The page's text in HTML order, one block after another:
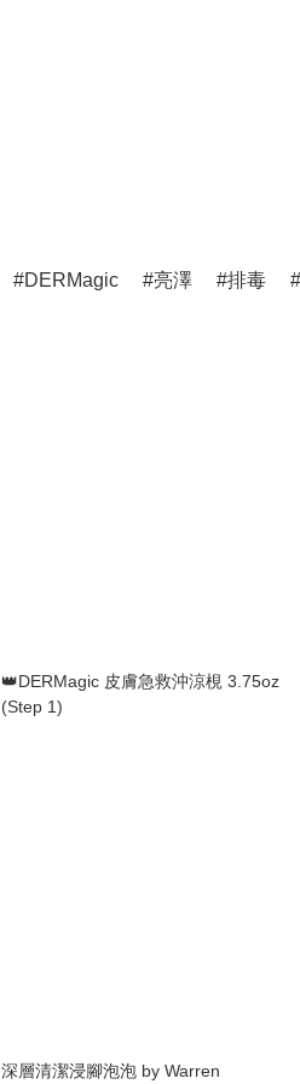
DERMagic 亮澤 排毒
👑DERMagic 皮膚急救沖涼梘 3.75oz
(Step 1)
深層清潔浸腳泡泡 by Warren